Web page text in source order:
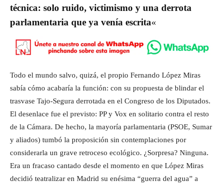
técnica: solo ruido, victimismo y una derrota
parlamentaria que ya venía escrita«
Todo el mundo salvo, quizá, el propio Fernando López Miras
sabía cómo acabaría la función: con su propuesta de blindar el
trasvase Tajo-Segura derrotada en el Congreso de los Diputados.
El desenlace fue el previsto: PP y Vox en solitario contra el resto
de la Cámara. De hecho, la mayoría parlamentaria (PSOE, Sumar
y aliados) tumbó la proposición sin contemplaciones por
considerarla un grave retroceso ecológico. ¿Sorpresa? Ninguna.
Era un fracaso cantado desde el momento en que López Miras
decidió teatralizar en Madrid su enésima “guerra del agua” a